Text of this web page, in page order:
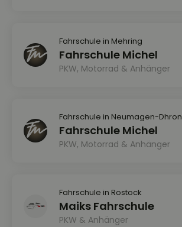
Fahrschule in Mehring
Fahrschule Michel
PKW, Motorrad & Anhänger
Fahrschule in Neumagen-Dhron
Fahrschule Michel
PKW, Motorrad & Anhänger
Fahrschule in Rostock
Maiks Fahrschule
PKW & Anhänger